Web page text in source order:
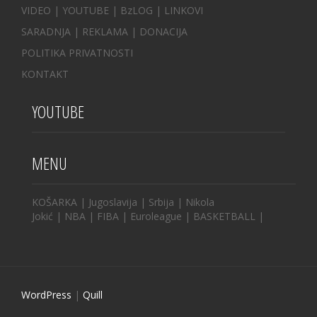
VIDEO | YOUTUBE | BzLOG | LINKOVI
SARADNJA | REKLAMA | DONACIJA
POLITIKA PRIVATNOSTI
KONTAKT
YOUTUBE
MENU
KOŠARKA | Jugoslavija | Srbija | Nikola
Jokić | NBA | FIBA | Euroleague | BASKETBALL |
WordPress | Quill